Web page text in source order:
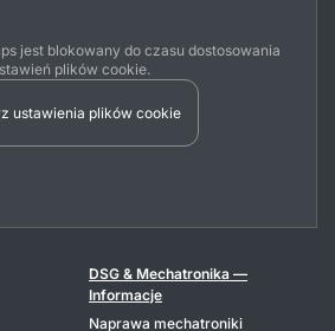
jest blokowany do czasu dostosowania
plików cookie.
ustawienia plików cookie
DSG & Mechatronika —
Informacje
Naprawa mechatroniki